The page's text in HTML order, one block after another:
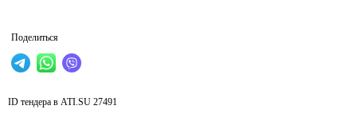
Поделиться
ID тендера в ATI.SU 27491